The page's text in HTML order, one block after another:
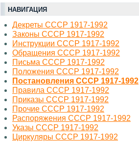
НАВИГАЦИЯ
Декреты СССР 1917-1992
Законы СССР 1917-1992
Инструкции СССР 1917-1992
Обращения СССР 1917-1992
Письма СССР 1917-1992
Положения СССР 1917-1992
Постановления СССР 1917-1992
Правила СССР 1917-1992
Приказы СССР 1917-1992
Прочие СССР 1917-1992
Распоряжения СССР 1917-1992
Указы СССР 1917-1992
Циркуляры СССР 1917-1992